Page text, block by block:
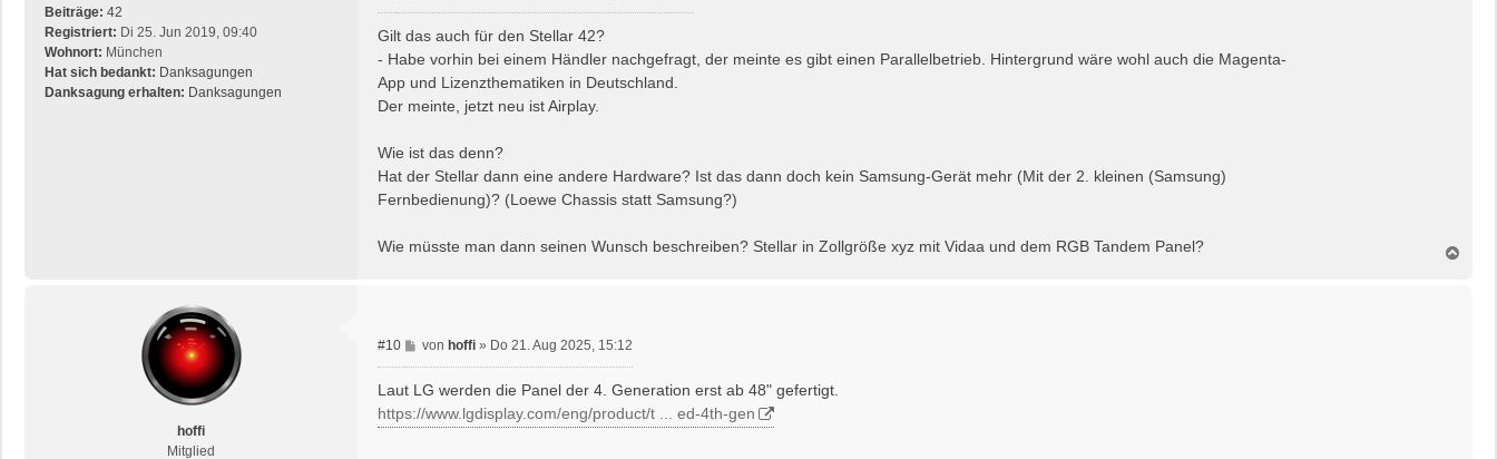
Beiträge: 42
Registriert: Di 25. Jun 2019, 09:40
Wohnort: München
Hat sich bedankt: Danksagungen
Danksagung erhalten: Danksagungen
e
i
r
a
g
Gilt das auch für den Stellar 42?
- Habe vorhin bei einem Händler nachgefragt, der meinte es gibt einen Parallelbetrieb. Hintergrund wäre wohl auch die Magenta-
App und Lizenzthematiken in Deutschland.
Der meinte, jetzt neu ist Airplay.
Wie ist das denn?
Hat der Stellar dann eine andere Hardware? Ist das dann doch kein Samsung-Gerät mehr (Mit der 2. kleinen (Samsung)
Fernbedienung)? (Loewe Chassis statt Samsung?)
Wie müsste man dann seinen Wunsch beschreiben? Stellar in Zollgröße xyz mit Vidaa und dem RGB Tandem Panel?
hoffi
Mitglied
#10
B
e
r
von hoffi» Do 21. Aug 2025, 15:12
Laut LG werden die Panel der 4. Generation erst ab 48" gefertigt.
https://www.lgdisplay.com/eng/product/t ... ed-4th-gen